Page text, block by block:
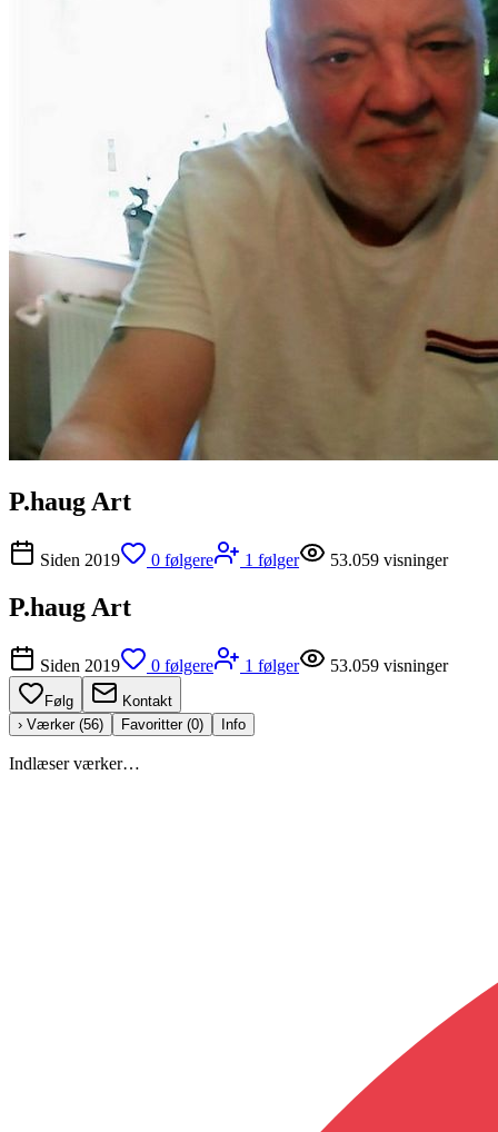
P.haug Art
Siden 2019 0 følgere 1 følger 53.059 visninger
P.haug Art
Siden 2019 0 følgere 1 følger 53.059 visninger
Følg
Kontakt
› Værker (56) Favoritter (0) Info
Indlæser værker…